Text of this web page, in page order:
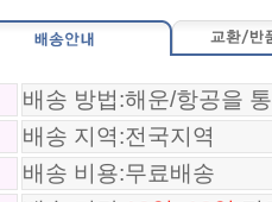
배송 방법:해운/항공을
배송 지역:전국지역
배송 비용:무료배송